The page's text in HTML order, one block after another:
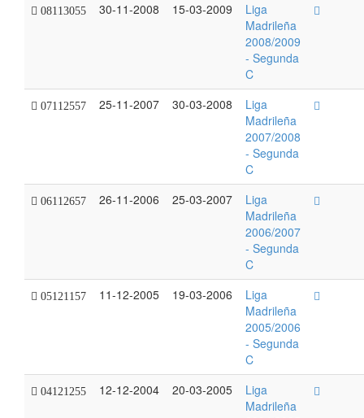
08113055 30-11-2008 15-03-2009
Liga
Madrileña
2008/2009
- Segunda
C
07112557 25-11-2007 30-03-2008
Liga
Madrileña
2007/2008
- Segunda
C
06112657 26-11-2006 25-03-2007
Liga
Madrileña
2006/2007
- Segunda
C
05121157 11-12-2005 19-03-2006
Liga
Madrileña
2005/2006
- Segunda
C
04121255 12-12-2004 20-03-2005
Liga
Madrileña